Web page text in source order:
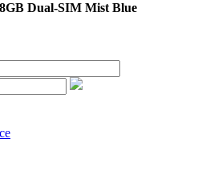
Dual-SIM Mist Blue